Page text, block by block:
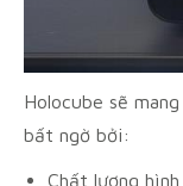
Holocube sẽ
bất ngờ bởi:
Chất lượng hình